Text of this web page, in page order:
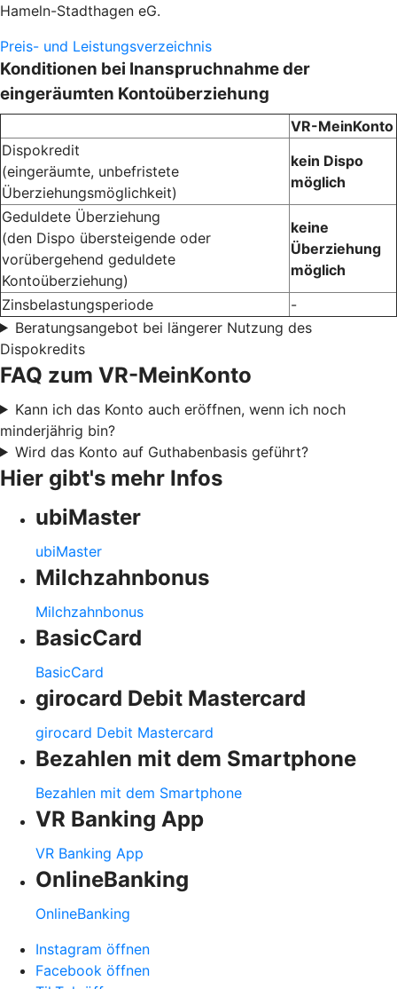
Hameln-Stadthagen eG.
Preis- und Leistungsverzeichnis
Konditionen bei Inanspruchnahme der
eingeräumten Kontoüberziehung
VR-MeinKonto
Dispokredit
(eingeräumte, unbefristete
Überziehungsmöglichkeit)
kein Dispo
möglich
Geduldete Überziehung
(den Dispo übersteigende oder
vorübergehend geduldete
Kontoüberziehung)
keine
Überziehung
möglich
Zinsbelastungsperiode
-
Beratungsangebot bei längerer Nutzung des
Dispokredits
FAQ zum VR-MeinKonto
Kann ich das Konto auch eröffnen, wenn ich noch
minderjährig bin?
Wird das Konto auf Guthabenbasis geführt?
Hier gibt's mehr Infos
ubiMaster
ubiMaster
Milchzahnbonus
Milchzahnbonus
BasicCard
BasicCard
girocard Debit Mastercard
girocard Debit Mastercard
Bezahlen mit dem Smartphone
Bezahlen mit dem Smartphone
VR Banking App
VR Banking App
OnlineBanking
OnlineBanking
Instagram öffnen
Facebook öffnen